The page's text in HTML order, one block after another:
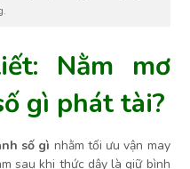
Nằm mơ
gì phát tài?
số gì nhằm tối ưu vận may
sau khi thức dậy là giữ bình